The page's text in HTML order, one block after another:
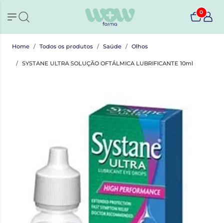
0
Home Todos os produtos Saúde Olhos
SYSTANE ULTRA SOLUÇÃO OFTÁLMICA LUBRIFICANTE 10ml